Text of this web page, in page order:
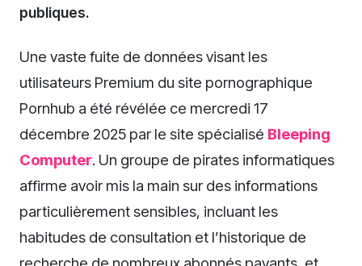
publiques.
Une vaste fuite de données visant les
utilisateurs Premium du site pornographique
Pornhub a été révélée ce mercredi 17
décembre 2025 par le site spécialisé Bleeping
Computer. Un groupe de pirates informatiques
affirme avoir mis la main sur des informations
particulièrement sensibles, incluant les
habitudes de consultation et l’historique de